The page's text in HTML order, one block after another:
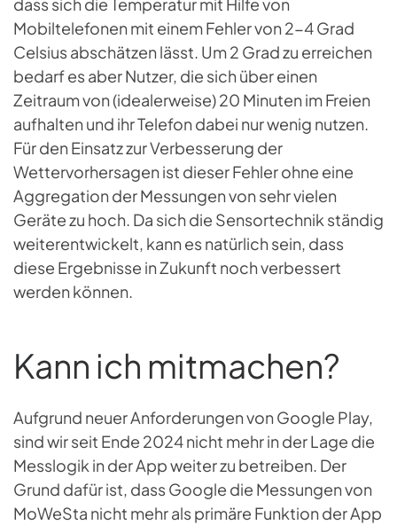
Mobiltelefonen mit einem Fehler von 2-4 Grad
Celsius abschätzen lässt. Um 2 Grad zu erreichen
bedarf es aber Nutzer, die sich über einen
Zeitraum von (idealerweise) 20 Minuten im Freien
aufhalten und ihr Telefon dabei nur wenig nutzen.
Für den Einsatz zur Verbesserung der
Wettervorhersagen ist dieser Fehler ohne eine
Aggregation der Messungen von sehr vielen
Geräte zu hoch. Da sich die Sensortechnik ständig
weiterentwickelt, kann es natürlich sein, dass
diese Ergebnisse in Zukunft noch verbessert
werden können.
Kann ich mitmachen?
Aufgrund neuer Anforderungen von Google Play,
sind wir seit Ende 2024 nicht mehr in der Lage die
Messlogik in der App weiter zu betreiben. Der
Grund dafür ist, dass Google die Messungen von
MoWeSta nicht mehr als primäre Funktion der App